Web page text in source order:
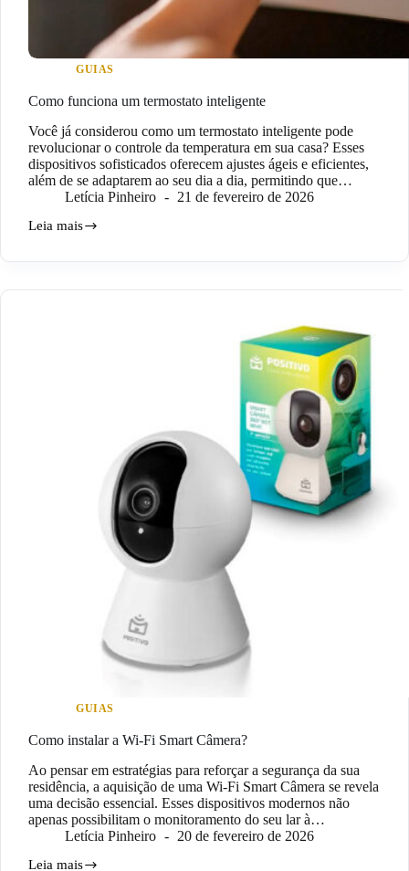
GUIAS
Como funciona um termostato inteligente
Você já considerou como um termostato inteligente pode
revolucionar o controle da temperatura em sua casa? Esses
dispositivos sofisticados oferecem ajustes ágeis e eficientes,
além de se adaptarem ao seu dia a dia, permitindo que…
Letícia Pinheiro
21 de fevereiro de 2026
Leia mais
Como
um
inteligente
GUIAS
Como instalar a Wi-Fi Smart Câmera?
Ao pensar em estratégias para reforçar a segurança da sua
residência, a aquisição de uma Wi-Fi Smart Câmera se revela
uma decisão essencial. Esses dispositivos modernos não
apenas possibilitam o monitoramento do seu lar à…
Letícia Pinheiro
20 de fevereiro de 2026
Leia mais